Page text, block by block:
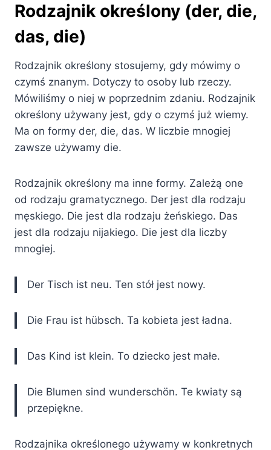
Rodzajnik określony (der, die,
das, die)
Rodzajnik określony stosujemy, gdy mówimy o
czymś znanym. Dotyczy to osoby lub rzeczy.
Mówiliśmy o niej w poprzednim zdaniu. Rodzajnik
określony używany jest, gdy o czymś już wiemy.
Ma on formy der, die, das. W liczbie mnogiej
zawsze używamy die.
Rodzajnik określony ma inne formy. Zależą one
od rodzaju gramatycznego. Der jest dla rodzaju
męskiego. Die jest dla rodzaju żeńskiego. Das
jest dla rodzaju nijakiego. Die jest dla liczby
mnogiej.
Der Tisch ist neu. Ten stół jest nowy.
Die Frau ist hübsch. Ta kobieta jest ładna.
Das Kind ist klein. To dziecko jest małe.
Die Blumen sind wunderschön. Te kwiaty są
przepiękne.
Rodzajnika określonego używamy w konkretnych